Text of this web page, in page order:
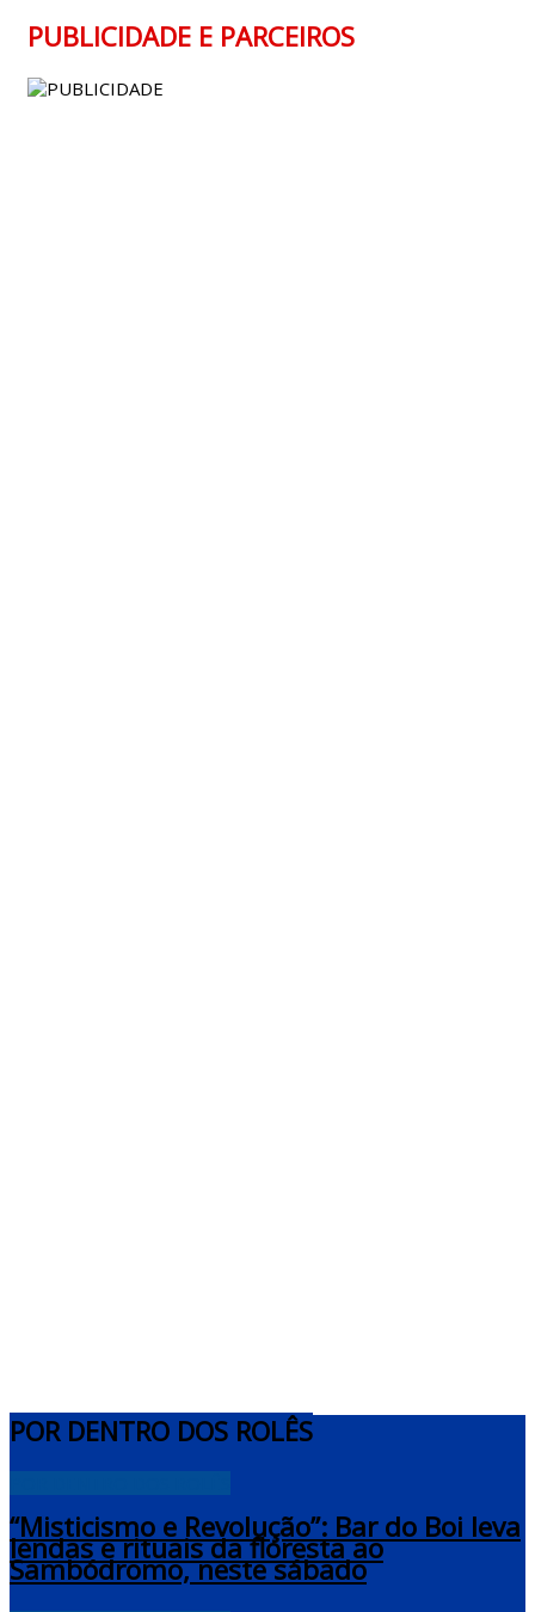
PUBLICIDADE E PARCEIROS
POR DENTRO DOS ROLÊS
“Misticismo e Revolução”: Bar do Boi leva
lendas e rituais da floresta ao
Sambódromo, neste sábado